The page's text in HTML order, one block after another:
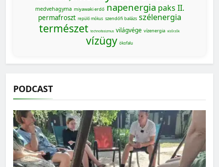
medvehagyma miyawaki erdő napenergia paks II.
permafroszt repülő mókus szendőfi balázs szélenergia
természet technofasizmus világvége vízenergia vízőrzők
vízügy ökofalu
PODCAST